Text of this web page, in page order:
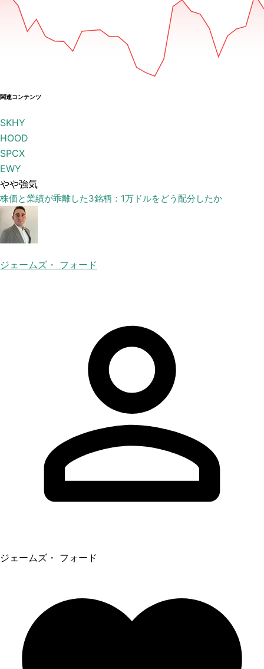
関連コンテンツ
SKHY
HOOD
SPCX
EWY
やや強気
株価と業績が乖離した3銘柄：1万ドルをどう配分したか
ジェームズ・ フォード
ジェームズ・ フォード